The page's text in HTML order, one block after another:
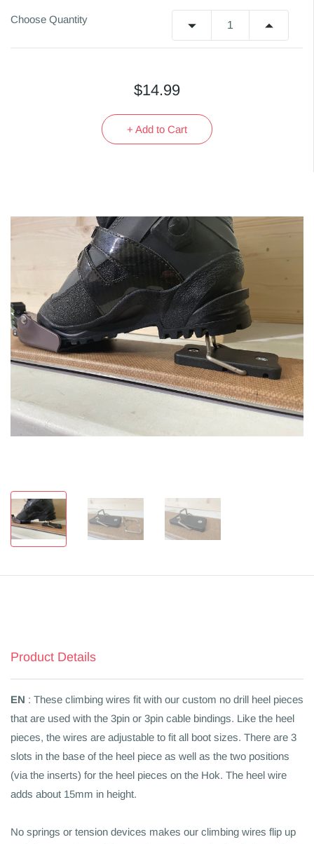
Choose Quantity
$14.99
+ Add to Cart
Product Details
EN : These climbing wires fit with our custom no drill heel pieces
that are used with the 3pin or 3pin cable bindings. Like the heel
pieces, the wires are adjustable to fit all boot sizes. There are 3
slots in the base of the heel piece as well as the two positions
(via the inserts) for the heel pieces on the Hok. The heel wire
adds about 15mm in height.
No springs or tension devices makes our climbing wires flip up